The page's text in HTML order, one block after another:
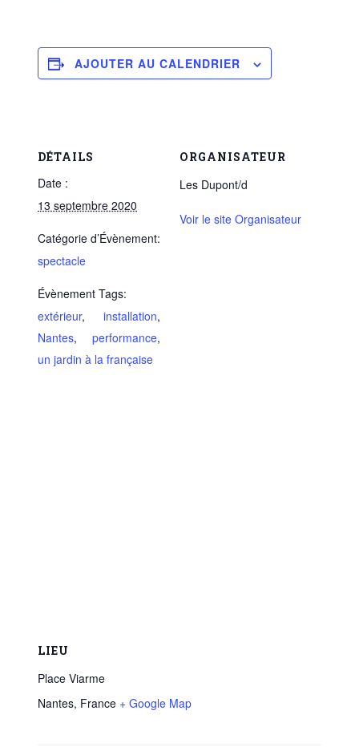
AJOUTER AU CALENDRIER
DÉTAILS
Date :
13 septembre 2020
Catégorie d’Évènement:
spectacle
Évènement Tags:
extérieur, installation,
Nantes, performance,
un jardin à la française
ORGANISATEUR
Les Dupont/d
Voir le site Organisateur
LIEU
Place Viarme
Nantes, France + Google Map